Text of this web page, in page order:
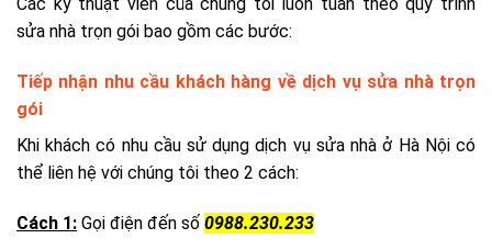
sửa nhà trọn gói bao gồm các bước:
Tiếp nhận nhu cầu khách hàng về dịch vụ sửa nhà trọn
gói
Khi khách có nhu cầu sử dụng dịch vụ sửa nhà ở Hà Nội có
thể liên hệ với chúng tôi theo 2 cách:
Cách 1: Gọi điện đến số 0988.230.233